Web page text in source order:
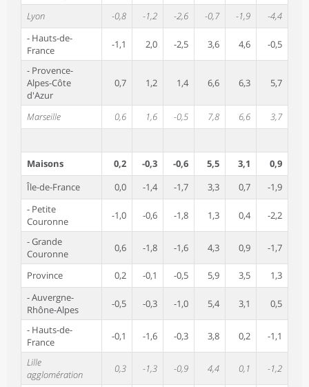
Lyon
-0,8 -1,2 -2,6 -0,7 -1,9
-4,4
- Hauts-de-
France
-1,1 2,0 -2,5 3,6 4,6 -0,5
- Provence-
Alpes-Côte
d'Azur
0,7 1,2 1,4 6,6 6,3 5,7
Marseille 0,6 1,6 -0,5 7,8 6,6 3,7
Maisons 0,2 -0,3 -0,6 5,5 3,1
0,9
Île-de-France
0,0 -1,4 -1,7 3,3 0,7
-1,9
- Petite
Couronne
-1,0 -0,6 -1,8 1,3 0,4 -2,2
- Grande
Couronne
0,6 -1,8 -1,6 4,3 0,9 -1,7
Province 0,2 -0,1 -0,5 5,9 3,5
1,3
- Auvergne-
Rhône-Alpes
-0,5 -0,3 -1,0 5,4 3,1 0,5
- Hauts-de-
France
-0,1 -1,6 -0,3 3,8 0,2 -1,1
Lille
agglomération
0,3 -1,3 -0,9 4,4 0,1 -1,2